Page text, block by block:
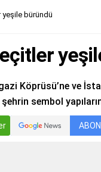
yeşile büründü
Köprüsü’ne ve
sembol